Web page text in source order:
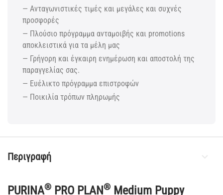
— Ανταγωνιστικές τιμές και μεγάλες και συχνές
προσφορές
— Πλούσιο πρόγραμμα ανταμοιβής και promotions
αποκλειστικά για τα μέλη μας
— Γρήγορη και έγκαιρη ενημέρωση και αποστολή της
παραγγελίας σας.
— Ευέλικτο πρόγραμμα επιστροφών
— Ποικιλία τρόπων πληρωμής
Περιγραφή
​PURINA® PRO PLAN® Medium Puppy